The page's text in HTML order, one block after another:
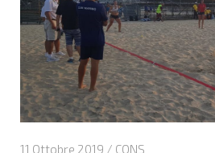
11 Ottobre 2019 / CONS